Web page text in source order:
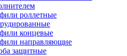
роллетные
концевые
направляющие
защитные